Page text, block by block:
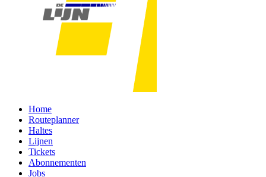
Home
Routeplanner
Haltes
Lijnen
Tickets
Abonnementen
Jobs